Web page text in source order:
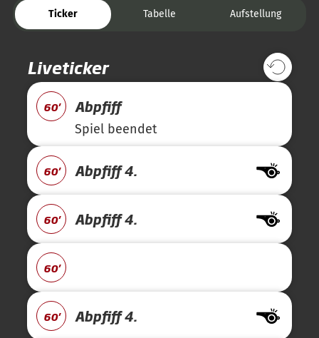
Ticker Tabelle Aufstellung
Liveticker
60' Abpfiff
Spiel beendet
60' Abpfiff 4.
60' Abpfiff 4.
60'
60' Abpfiff 4.